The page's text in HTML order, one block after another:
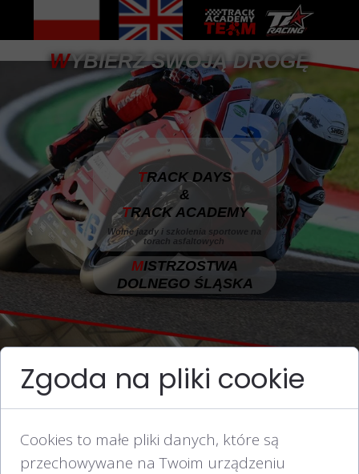
MISTRZOSTWA
DOLNEGO ŚLĄSKA
Dla motocyklistów ADV, enduro sprint i
motocross
Wolne jazdy i szkolenia sportowe na
torach asfaltowych
TRACK DAYS
&
TRACK ACADEMY
SZKOLENIA ADV
JUŻ DOSTĘPNE
WYBIERZ SWOJĄ DROGĘ
Zgoda na pliki cookie
Cookies to małe pliki danych, które są
przechowywane na Twoim urządzeniu